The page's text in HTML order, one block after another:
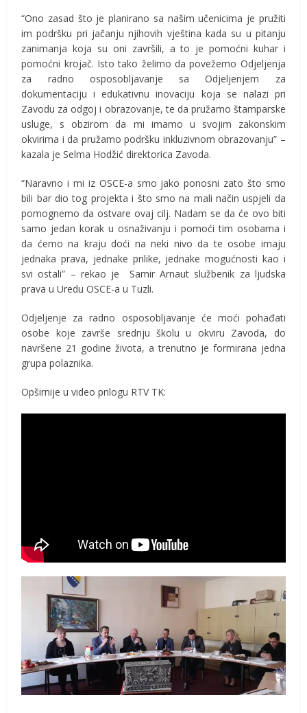
“Ono zasad što je planirano sa našim učenicima je pružiti
im podršku pri jačanju njihovih vještina kada su u pitanju
zanimanja koja su oni završili, a to je pomoćni kuhar i
pomoćni krojač. Isto tako želimo da povežemo Odjeljenja
za radno osposobljavanje sa Odjeljenjem za
dokumentaciju i edukativnu inovaciju koja se nalazi pri
Zavodu za odgoj i obrazovanje, te da pružamo štamparske
usluge, s obzirom da mi imamo u svojim zakonskim
okvirima i da pružamo podršku inkluzivnom obrazovanju” –
kazala je Selma Hodžić direktorica Zavoda.
“Naravno i mi iz OSCE-a smo jako ponosni zato što smo
bili bar dio tog projekta i što smo na mali način uspjeli da
pomognemo da ostvare ovaj cilj. Nadam se da će ovo biti
samo jedan korak u osnaživanju i pomoći tim osobama i
da ćemo na kraju doći na neki nivo da te osobe imaju
jednaka prava, jednake prilike, jednake mogućnosti kao i
svi ostali” – rekao je Samir Arnaut službenik za ljudska
prava u Uredu OSCE-a u Tuzli.
Odjeljenje za radno osposobljavanje će moći pohađati
osobe koje završe srednju školu u okviru Zavoda, do
navršene 21 godine života, a trenutno je formirana jedna
grupa polaznika.
Opširnije u video prilogu RTV TK: